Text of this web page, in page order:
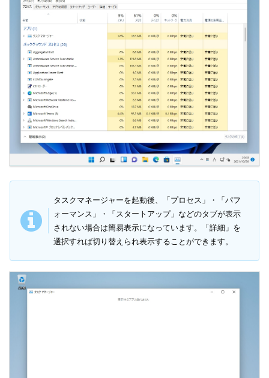
タスクマネージャーを起動後、「プロセス」・「パフ
ォーマンス」・「スタートアップ」などのタブが表示
されない場合は簡易表示になっています。「詳細」を
選択すれば切り替えられ表示することができます。